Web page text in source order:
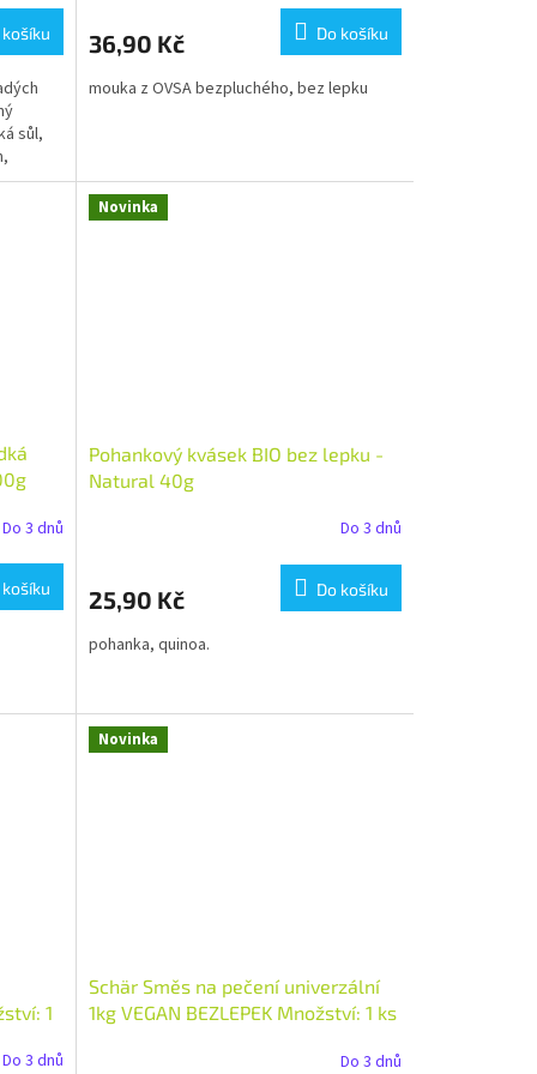
sůl,
36,90 Kč Do košíku
mouka z OVSA bezpluchého, bez lepku
Do 3 dnů
Novinka
Pohankový kvásek BIO bez lepku -
Natural 40g
Do 3 dnů
25,90 Kč Do košíku
pohanka, quinoa.
1
Do 3 dnů
Novinka
Schär Směs na pečení univerzální
1kg VEGAN BEZLEPEK Množství: 1 ks
Do 3 dnů